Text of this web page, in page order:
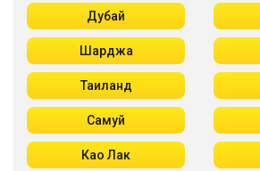
Дубай
Шарджа
Таиланд
Самуй
Као Лак